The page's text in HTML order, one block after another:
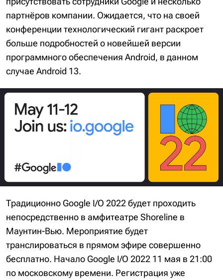
партнёров компании. Ожидается, что на своей
конференции технологический гигант раскроет
больше подробностей о новейшей версии
программного обеспечения Android, в данном
случае Android 13.
Традиционно Google I/O 2022 будет проходить
непосредственно в амфитеатре Shoreline в
Маунтин-Вью. Мероприятие будет
транслироваться в прямом эфире совершенно
бесплатно. Начало Google I/O 2022 11 мая в 21:00
по московскому времени. Регистрация уже